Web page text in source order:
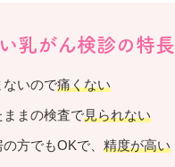
乳がん検診の特長
ないので痛くない
まの検査で見られない
方でもOKで、 精度が高い